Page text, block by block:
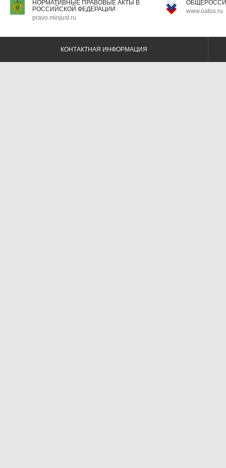
НОРМАТИВНЫЕ ПРАВОВЫЕ АКТЫ В
РОССИЙСКОЙ ФЕДЕРАЦИИ
pravo.minjust.ru
www.oatos.ru
КОНТАКТНАЯ ИНФОРМАЦИЯ